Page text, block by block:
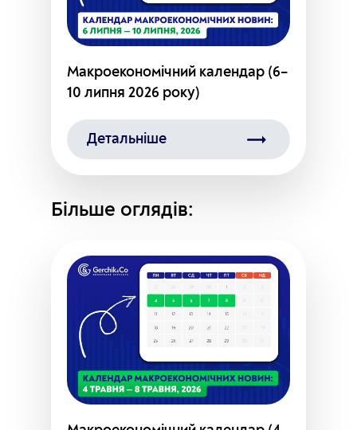
Макроекономічний календар (6–
10 липня 2026 року)
Детальніше
Більше оглядів: